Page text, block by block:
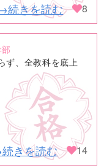
続きを読む 8
ず、全教科を底上
きを読む 14